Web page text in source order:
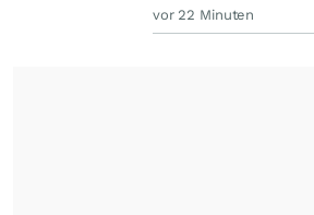
vor 22 Minuten